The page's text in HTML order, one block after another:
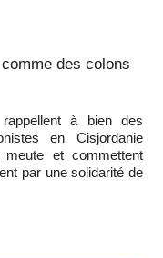
des colons
à bien des
en Cisjordanie
et commettent
par une solidarité de